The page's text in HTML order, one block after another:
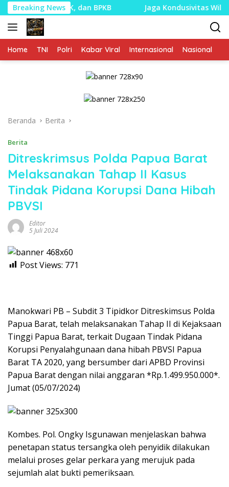
Langsung
ke
konten
Breaking News
dan BPKB Jaga Kondusivitas Wilayah, Babinsa
Home TNI Polri Kabar Viral Internasional Nasional
Beranda Berita
Berita
Ditreskrimsus Polda Papua Barat
Melaksanakan Tahap II Kasus
Tindak Pidana Korupsi Dana Hibah
PBVSI
Editor
5 Juli 2024
Post Views: 771
Manokwari PB – Subdit 3 Tipidkor Ditreskimsus Polda
Papua Barat, telah melaksanakan Tahap II di Kejaksaan
Tinggi Papua Barat, terkait Dugaan Tindak Pidana
Korupsi Penyalahgunaan dana hibah PBVSI Papua
Barat TA 2020, yang bersumber dari APBD Provinsi
Papua Barat dengan nilai anggaran *Rp.1.499.950.000*.
Jumat (05/07/2024)
Kombes. Pol. Ongky Isgunawan menjelaskan bahwa
penetapan status tersangka oleh penyidik dilakukan
melalui proses gelar perkara yang merujuk pada
sejumlah alat bukti pemeriksaan.